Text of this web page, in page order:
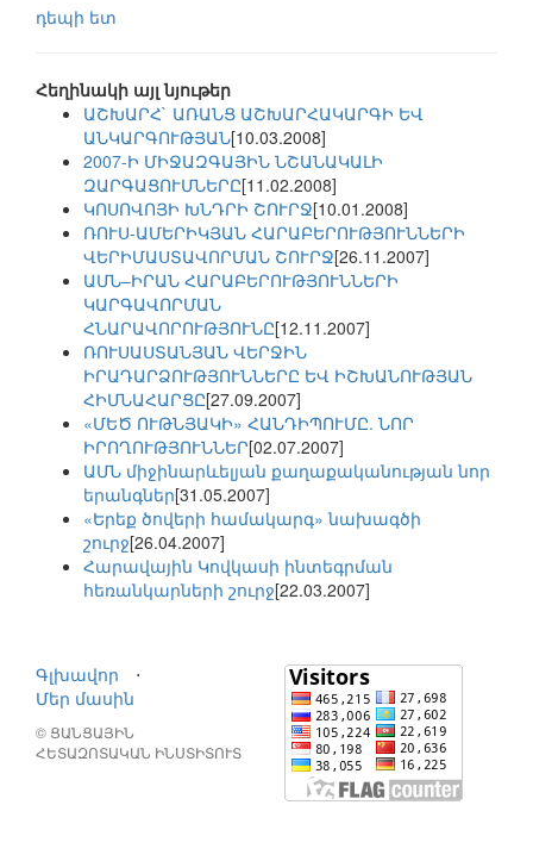
դեպի ետ
Հեղինակի այլ նյութեր
ԱՇԽԱՐՀ` ԱՌԱՆՑ ԱՇԽԱՐՀԱԿԱՐԳԻ ԵՎ
ԱՆԿԱՐԳՈՒԹՅԱՆ[10.03.2008]
2007-Ի ՄԻՋԱԶԳԱՅԻՆ ՆՇԱՆԱԿԱԼԻ
ԶԱՐԳԱՑՈՒՄՆԵՐԸ[11.02.2008]
ԿՈՍՈՎՈՅԻ ԽՆԴՐԻ ՇՈՒՐՋ[10.01.2008]
ՌՈՒՍ-ԱՄԵՐԻԿՅԱՆ ՀԱՐԱԲԵՐՈՒԹՅՈՒՆՆԵՐԻ
ՎԵՐԻՄԱՍՏԱՎՈՐՄԱՆ ՇՈՒՐՋ[26.11.2007]
ԱՄՆ–ԻՐԱՆ ՀԱՐԱԲԵՐՈՒԹՅՈՒՆՆԵՐԻ
ԿԱՐԳԱՎՈՐՄԱՆ
ՀՆԱՐԱՎՈՐՈՒԹՅՈՒՆԸ[12.11.2007]
ՌՈՒՍԱՍՏԱՆՅԱՆ ՎԵՐՋԻՆ
ԻՐԱԴԱՐՁՈՒԹՅՈՒՆՆԵՐԸ ԵՎ ԻՇԽԱՆՈՒԹՅԱՆ
ՀԻՄՆԱՀԱՐՑԸ[27.09.2007]
«ՄԵԾ ՈՒԹՆՅԱԿԻ» ՀԱՆԴԻՊՈՒՄԸ. ՆՈՐ
ԻՐՈՂՈՒԹՅՈՒՆՆԵՐ[02.07.2007]
ԱՄՆ միջինարևելյան քաղաքականության նոր
երանգներ[31.05.2007]
«Երեք ծովերի համակարգ» նախագծի
շուրջ[26.04.2007]
Հարավային Կովկասի ինտեգրման
հեռանկարների շուրջ[22.03.2007]
Գլխավոր
⋅
Մեր մասին
© ՑԱՆՑԱՅԻՆ
ՀԵՏԱԶՈՏԱԿԱՆ ԻՆՍՏԻՏՈՒՏ